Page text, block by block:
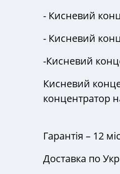
- Кисневий
- Кисневий
-Кисневий
Кисневий
концентратор
Гарантія – 12
Доставка по